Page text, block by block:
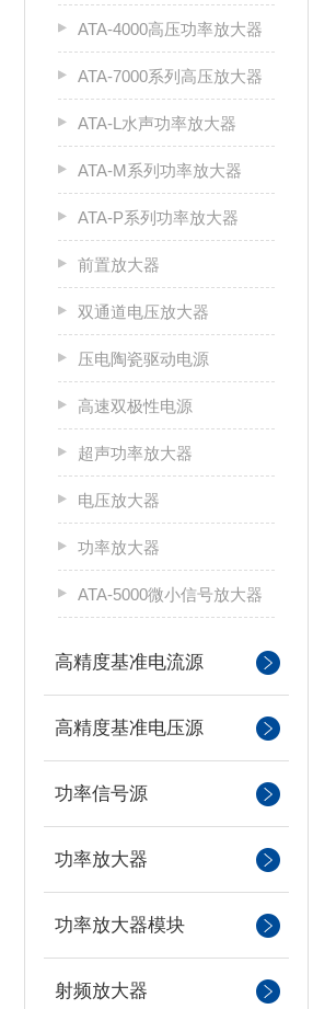
ATA-4000高压功率放大器
ATA-7000系列高压放大器
ATA-L水声功率放大器
ATA-M系列功率放大器
ATA-P系列功率放大器
前置放大器
双通道电压放大器
压电陶瓷驱动电源
高速双极性电源
超声功率放大器
电压放大器
功率放大器
ATA-5000微小信号放大器
高精度基准电流源
高精度基准电压源
功率信号源
功率放大器
功率放大器模块
射频放大器